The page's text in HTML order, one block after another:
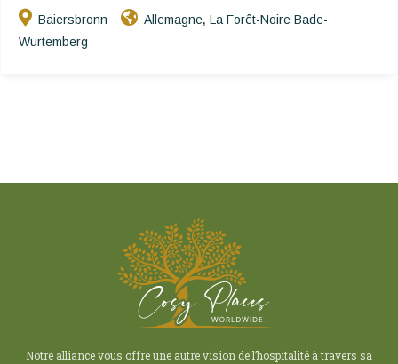
Baiersbronn Allemagne, La Forêt-Noire Bade-
Wurtemberg
Notre alliance vous offre une autre vision de l’hospitalité à travers sa